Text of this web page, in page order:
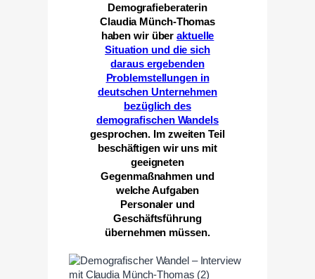
Demografieberaterin
Claudia Münch-Thomas
haben wir überaktuelle
Situation und die sich
daraus ergebenden
Problemstellungen in
deutschen Unternehmen
bezüglich des
demografischen Wandels
gesprochen. Im zweiten Teil
beschäftigen wir uns mit
geeigneten
Gegenmaßnahmen und
welche Aufgaben
Personaler und
Geschäftsführung
übernehmen müssen.